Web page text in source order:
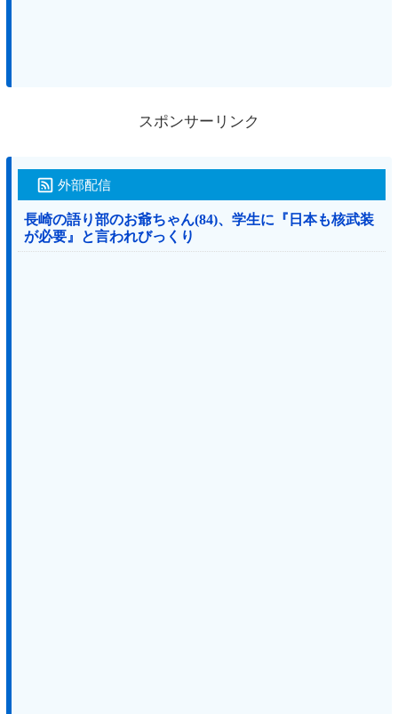
スポンサーリンク
外部配信
長崎の語り部のお爺ちゃん(84)、学生に『日本も核武装
が必要』と言われびっくり